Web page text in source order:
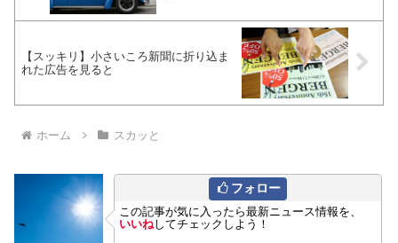
【スッキリ】小さいころ新聞に折り込ま
れた広告を見ると
ホーム スカッと
フォロー
この記事が気に入ったら最新ニュース情報を、
いいねしてチェックしよう！